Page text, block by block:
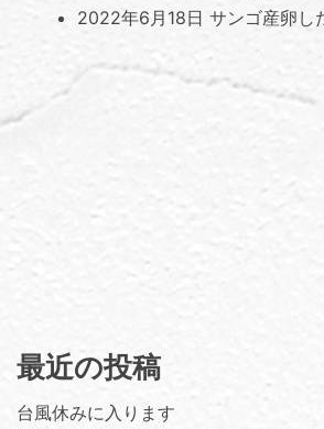
2022年6月18日 サンゴ産卵し
最近の投稿
台風休みに入ります